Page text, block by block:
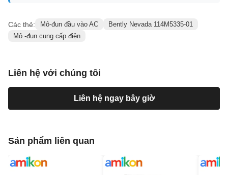
Các thẻ: Mô-đun đầu vào AC
Bently Nevada 114M5335-01
Mô -đun cung cấp điện
Liên hệ với chúng tôi
Liên hệ ngay bây giờ
Sản phẩm liên quan